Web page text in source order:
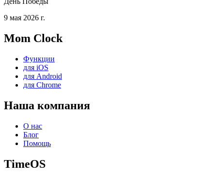
9 мая 2026 г.
Mom Clock
Функции
для iOS
для Android
для Chrome
Наша компания
О нас
Блог
Помощь
TimeOS